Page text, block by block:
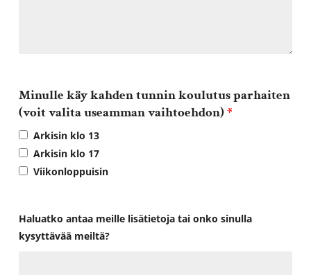
Minulle käy kahden tunnin koulutus parhaiten
(voit valita useamman vaihtoehdon)*
Arkisin klo 13
Arkisin klo 17
Viikonloppuisin
Haluatko antaa meille lisätietoja tai onko sinulla
kysyttävää meiltä?